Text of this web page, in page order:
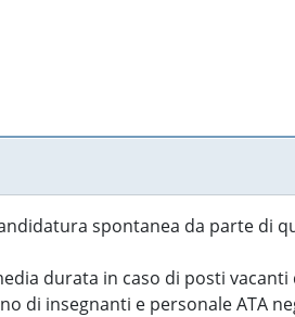
spontanea da parte di
durata in caso di posti vacanti
di insegnanti e personale ATA